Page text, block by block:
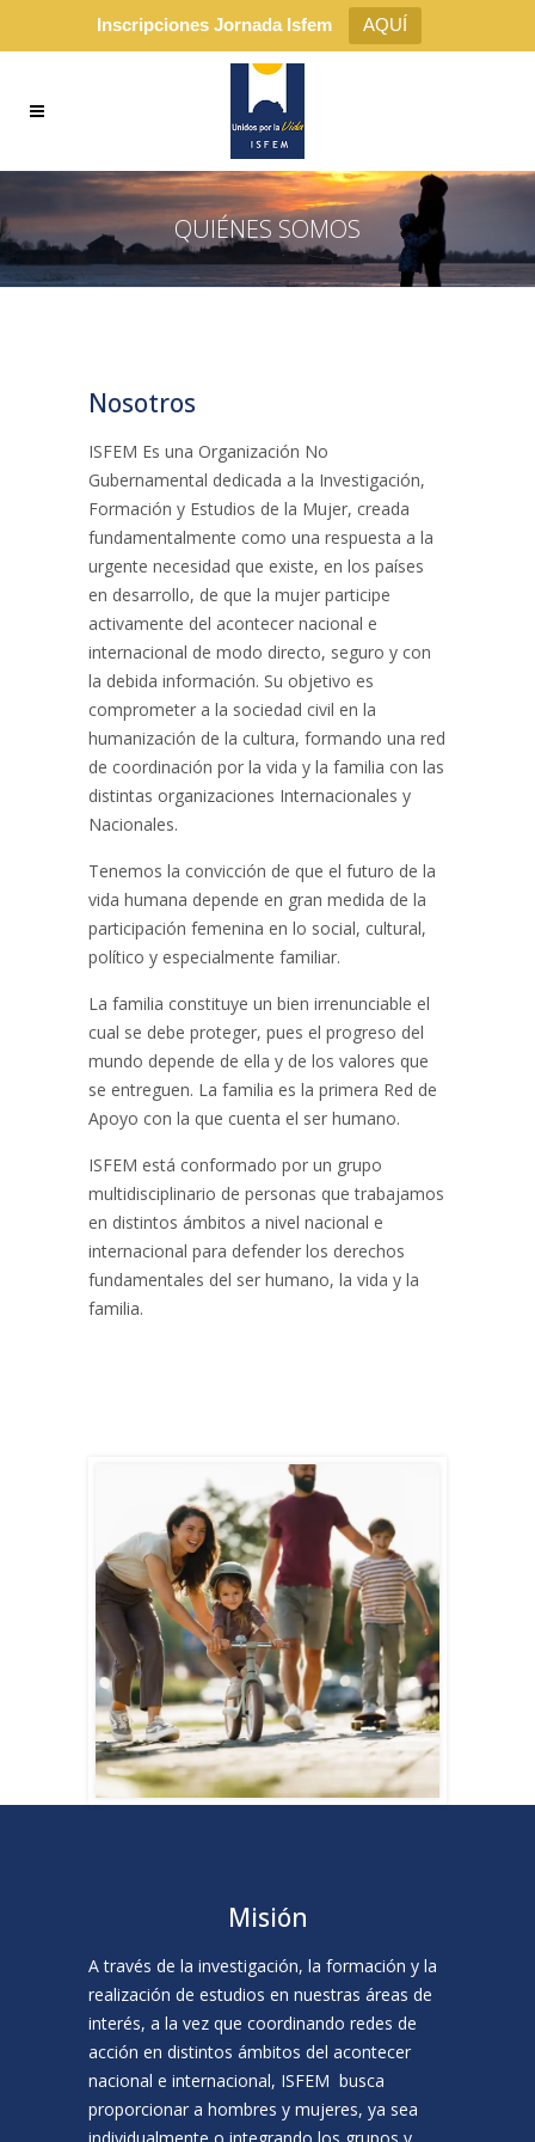
Inscripciones Jornada Isfem AQUÍ
QUIÉNES SOMOS
Nosotros
ISFEM Es una Organización No
Gubernamental dedicada a la Investigación,
Formación y Estudios de la Mujer, creada
fundamentalmente como una respuesta a la
urgente necesidad que existe, en los países
en desarrollo, de que la mujer participe
activamente del acontecer nacional e
internacional de modo directo, seguro y con
la debida información. Su objetivo es
comprometer a la sociedad civil en la
humanización de la cultura, formando una red
de coordinación por la vida y la familia con las
distintas organizaciones Internacionales y
Nacionales.
Tenemos la convicción de que el futuro de la
vida humana depende en gran medida de la
participación femenina en lo social, cultural,
político y especialmente familiar.
La familia constituye un bien irrenunciable el
cual se debe proteger, pues el progreso del
mundo depende de ella y de los valores que
se entreguen. La familia es la primera Red de
Apoyo con la que cuenta el ser humano.
ISFEM está conformado por un grupo
multidisciplinario de personas que trabajamos
en distintos ámbitos a nivel nacional e
internacional para defender los derechos
fundamentales del ser humano, la vida y la
familia.
Misión
A través de la investigación, la formación y la
realización de estudios en nuestras áreas de
interés, a la vez que coordinando redes de
acción en distintos ámbitos del acontecer
nacional e internacional, ISFEM busca
proporcionar a hombres y mujeres, ya sea